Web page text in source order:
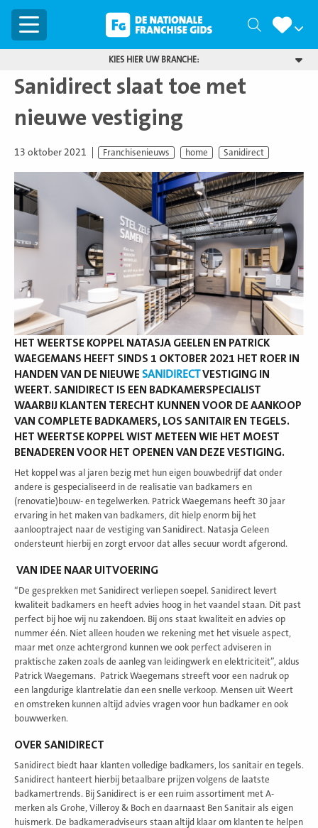
Menu Zoeken
KIES HIER UW BRANCHE:
Sanidirect slaat toe met
nieuwe vestiging
13 oktober 2021 Franchisenieuws home Sanidirect
HET WEERTSE KOPPEL NATASJA GEELEN EN PATRICK
WAEGEMANS HEEFT SINDS 1 OKTOBER 2021 HET ROER IN
HANDEN VAN DE NIEUWE SANIDIRECTVESTIGING IN
WEERT. SANIDIRECT IS EEN BADKAMERSPECIALIST
WAARBIJ KLANTEN TERECHT KUNNEN VOOR DE AANKOOP
VAN COMPLETE BADKAMERS, LOS SANITAIR EN TEGELS.
HET WEERTSE KOPPEL WIST METEEN WIE HET MOEST
BENADEREN VOOR HET OPENEN VAN DEZE VESTIGING.
Het koppel was al jaren bezig met hun eigen bouwbedrijf dat onder
andere is gespecialiseerd in de realisatie van badkamers en
(renovatie)bouw- en tegelwerken. Patrick Waegemans heeft 30 jaar
ervaring in het maken van badkamers, dit hielp enorm bij het
aanlooptraject naar de vestiging van Sanidirect. Natasja Geleen
ondersteunt hierbij en zorgt ervoor dat alles secuur wordt afgerond.
VAN IDEE NAAR UITVOERING
“De gesprekken met Sanidirect verliepen soepel. Sanidirect levert
kwaliteit badkamers en heeft advies hoog in het vaandel staan. Dit past
perfect bij hoe wij nu zakendoen. Bij ons staat kwaliteit en advies op
nummer één. Niet alleen houden we rekening met het visuele aspect,
maar met onze achtergrond kunnen we ook perfect adviseren in
praktische zaken zoals de aanleg van leidingwerk en elektriciteit”, aldus
Patrick Waegemans. Patrick Waegemans streeft voor een nadruk op
een langdurige klantrelatie dan een snelle verkoop. Mensen uit Weert
en omstreken kunnen altijd advies vragen voor hun badkamer en ook
bouwwerken.
OVER SANIDIRECT
Sanidirect biedt haar klanten volledige badkamers, los sanitair en tegels.
Sanidirect hanteert hierbij betaalbare prijzen volgens de laatste
badkamertrends. Bij Sanidirect is er een ruim assortiment met A-
merken als Grohe, Villeroy & Boch en daarnaast Ben Sanitair als eigen
huismerk. De badkameradviseurs staan altijd klaar om klanten te helpen